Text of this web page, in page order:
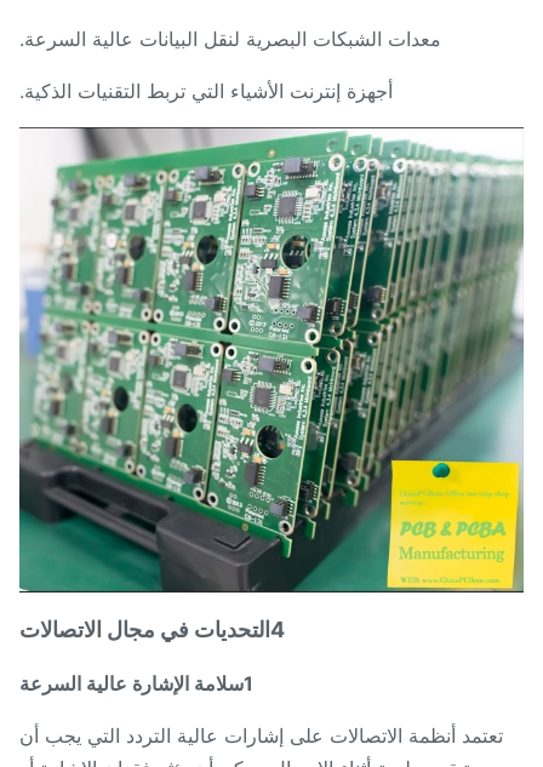
معدات الشبكات البصرية لنقل البيانات عالية السرعة.
أجهزة إنترنت الأشياء التي تربط التقنيات الذكية.
تعتمد أنظمة الاتصالات على إشارات عالية التردد التي يجب أن